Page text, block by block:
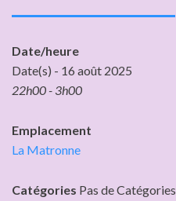
Date/heure
Date(s) - 16 août 2025
22h00 - 3h00
Emplacement
La Matronne
Catégories Pas de Catégories